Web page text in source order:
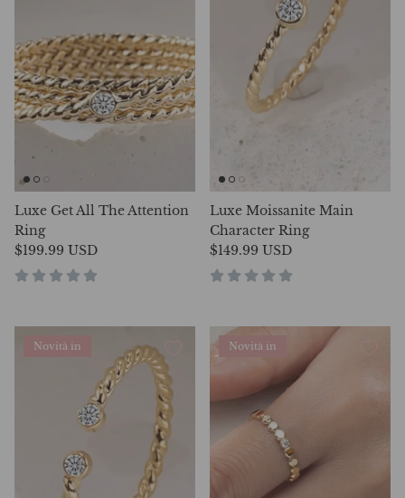
Luxe Get All The Attention
Ring
$199.99 USD
Luxe Moissanite Main
Character Ring
$149.99 USD
Novità in Novità in